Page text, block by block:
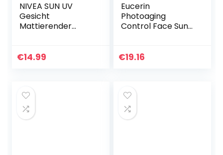
NIVEA SUN UV
Gesicht
Mattierender
fettende
€14.99
Eucerin
Photoaging
Control Face Sun
€19.16